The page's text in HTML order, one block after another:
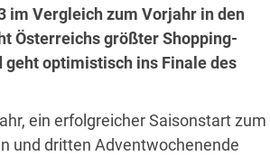
im Vergleich zum Vorjahr in den
Österreichs größter Shopping-
optimistisch ins Finale des
ein erfolgreicher Saisonstart zum
und dritten Adventwochenende